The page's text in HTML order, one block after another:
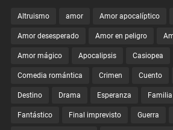
Altruismo amor Amor apocalíptico
Amor desesperado Amor en peligro
Amor mágico Apocalipsis Casiopea
Comedia romántica Crimen Cuento
Destino Drama Esperanza Familia
Fantástico Final imprevisto Guerra